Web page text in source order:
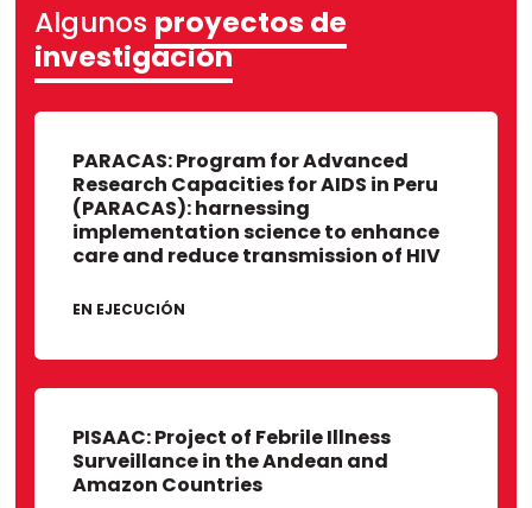
University of Alabama at Birmingham
University of Texas Medical Branch at
Galvestone
Vanderbilt University
University of Washington
Universidad de Miyazaki
Naval Medical Research Unit (NAMRU)
IVI
Asociación Rainforest Flow
University of Texas MD Anderson Cancer
Center
John Hopkins University
Algunos proyectos de
investigación
PARACAS: Program for Advanced
Research Capacities for AIDS in Peru
(PARACAS): harnessing
implementation science to enhance
care and reduce transmission of HIV
EN EJECUCIÓN
PISAAC: Project of Febrile Illness
Surveillance in the Andean and
Amazon Countries